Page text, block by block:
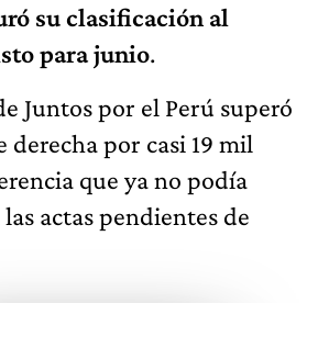
su clasificación al
para junio.
Juntos por el Perú superó
derecha por casi 19 mil
que ya no podía
actas pendientes de